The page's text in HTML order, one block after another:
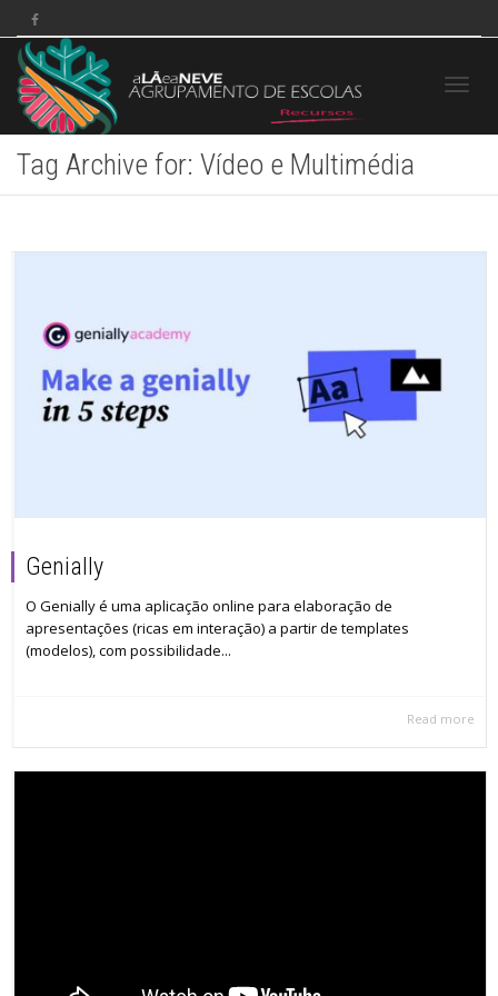
Tag Archive for: Vídeo e Multimédia
Genially
O Genially é uma aplicação online para elaboração de
apresentações (ricas em interação) a partir de templates
(modelos), com possibilidade...
Read more